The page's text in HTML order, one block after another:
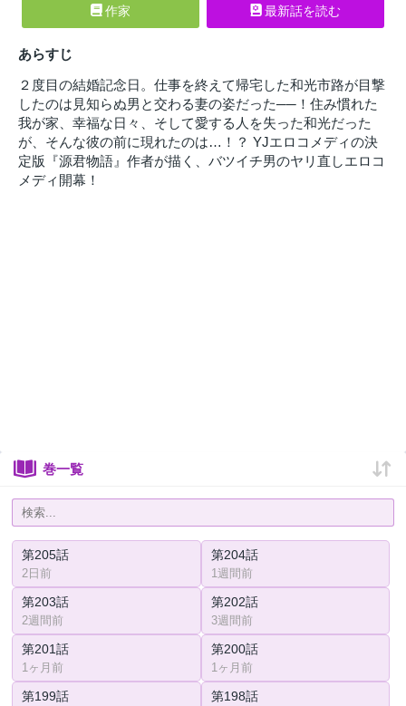
作家 最新話を読む
あらすじ
２度目の結婚記念日。仕事を終えて帰宅した和光市路が目撃
したのは見知らぬ男と交わる妻の姿だった──！住み慣れた
我が家、幸福な日々、そして愛する人を失った和光だった
が、そんな彼の前に現れたのは…！？ YJエロコメディの決
定版『源君物語』作者が描く、バツイチ男のヤリ直しエロコ
メディ開幕！
巻一覧
第205話
2日前
第204話
1週間前
第203話
2週間前
第202話
3週間前
第201話
1ヶ月前
第200話
1ヶ月前
第199話 第198話